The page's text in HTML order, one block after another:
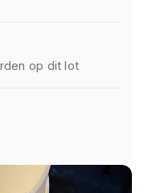
op dit lot